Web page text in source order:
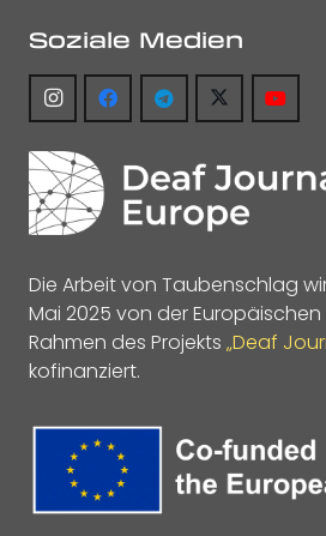
Soziale Medien
Die Arbeit von Taubenschlag
Mai 2025 von der Europäischen
Rahmen des Projekts „Deaf
kofinanziert.